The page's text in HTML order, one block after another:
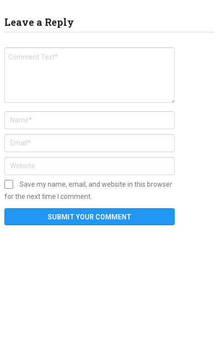
Leave a Reply
Save my name, email, and website in this browser
for the next time I comment.